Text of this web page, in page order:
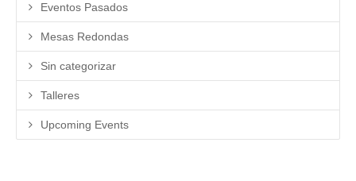
Eventos Pasados
Mesas Redondas
Sin categorizar
Talleres
Upcoming Events